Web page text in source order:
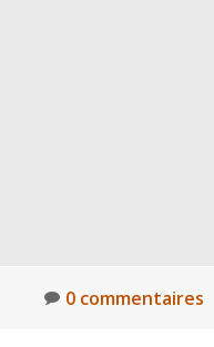
0 commentaires